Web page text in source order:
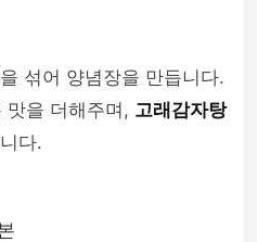
섞어 양념장을 만듭니다.
맛을 더해주며, 고래감자탕
다.